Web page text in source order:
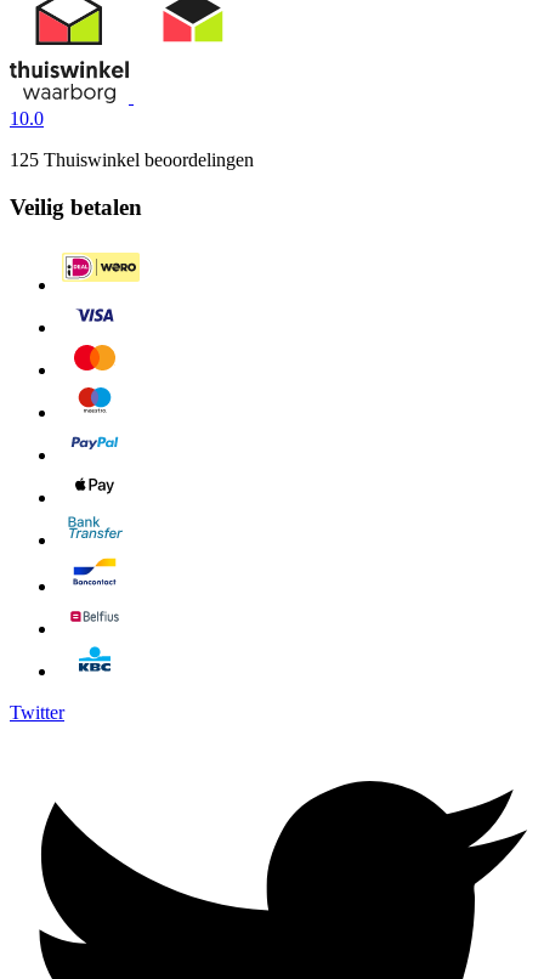
10.0
125 Thuiswinkel beoordelingen
Veilig betalen
Twitter